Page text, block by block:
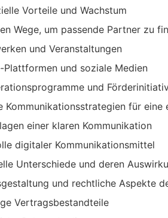
Vorteile und Wachstum
Wege, um passende Partner zu
und Veranstaltungen
Plattformen und soziale Medien
und
Kommunikationsstrategien für eine
einer klaren Kommunikation
digitaler Kommunikationsmittel
Unterschiede und deren
und rechtliche Aspekte
Vertragsbestandteile